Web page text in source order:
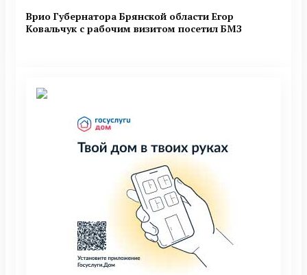
Врио Губернатора Брянской области Егор
Ковальчук с рабочим визитом посетил БМЗ